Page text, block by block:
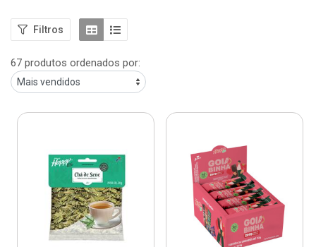
Filtros
67 produtos ordenados por: